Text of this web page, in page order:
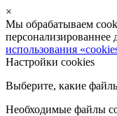
×
Мы обрабатываем
персонализированнее
использования
Настройки cookies
Выберите, какие
Необходимые файлы